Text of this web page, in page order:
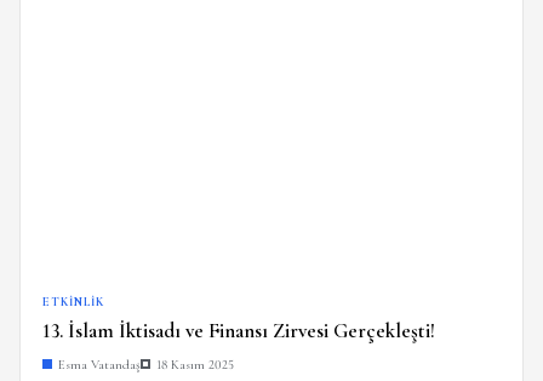
ETKINLIK
13. İslam İktisadı ve Finansı Zirvesi Gerçekleşti!
Esma Vatandaş 18 Kasım 2025